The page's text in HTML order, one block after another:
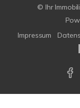
© Ihr
Impressum